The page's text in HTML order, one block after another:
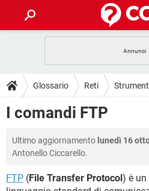
INTRATTENIMENTO
iOS
TIKTOK
GUIDE
COVID-19
INTRATTENIMENTO
iOS
TIKTOK
DOWNLOAD
INTRATTENIMENTO
FORUM
INTRATTENIMENTO
Glossario Reti
I comandi FTP
Ultimo aggiornamento lunedì 16
Antonello Ciccarello.
FTP (File Transfer Protocol) è un